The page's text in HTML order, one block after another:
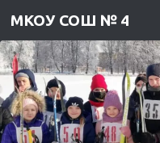
Skip to content
МКОУ СОШ № 4